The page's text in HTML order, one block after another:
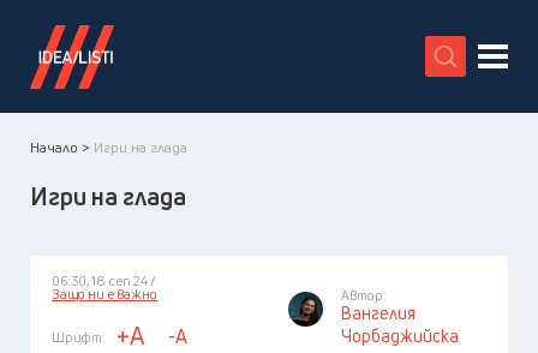
X
Начало > Игри на глада
Игри на глада
06:30, 18 сеп 24 /
Защо ни е важно
Шрифт: +A -A
Автор:
Вангелия
Чорбаджийска